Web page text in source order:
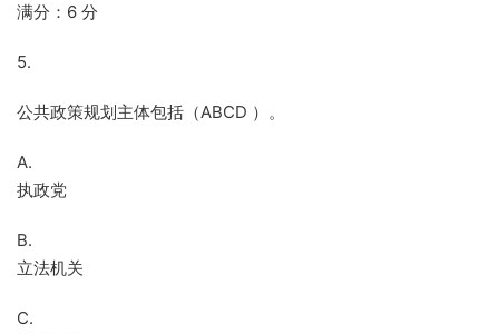
满分：6 分
5.
公共政策规划主体包括（ABCD ）。
A.
执政党
B.
立法机关
C.